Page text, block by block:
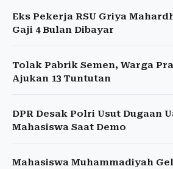
Eks Pekerja RSU Griya
Gaji 4 Bulan Dibayar
Tolak Pabrik Semen, Warga
Ajukan 13 Tuntutan
DPR Desak Polri Usut Dugaan
Mahasiswa Saat Demo
Mahasiswa Muhammadiyah